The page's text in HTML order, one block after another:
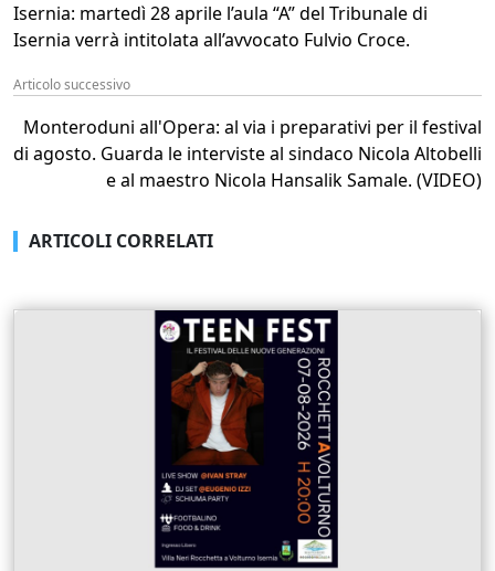
Isernia: martedì 28 aprile l’aula “A” del Tribunale di
Isernia verrà intitolata all’avvocato Fulvio Croce.
Articolo successivo
Monteroduni all'Opera: al via i preparativi per il festival
di agosto. Guarda le interviste al sindaco Nicola Altobelli
e al maestro Nicola Hansalik Samale. (VIDEO)
ARTICOLI CORRELATI